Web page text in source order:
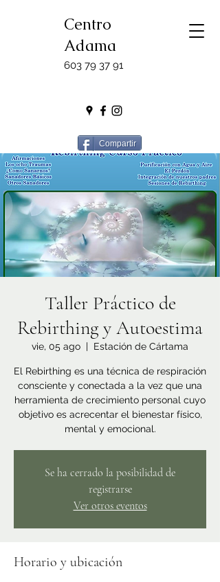
Centro
Adama
603 79 37 91
Compartir
Taller Práctico de
Rebirthing y Autoestima
vie, 05 ago
  |
Estación de Cártama
El Rebirthing es una técnica de respiración
consciente y conectada a la vez que una
herramienta de crecimiento personal cuyo
objetivo es acrecentar el bienestar físico,
mental y emocional.
Se ha cerrado la posibilidad de
registrarse
Ver otros eventos
Horario y ubicación